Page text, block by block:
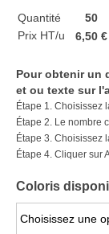
Haut-
Porte-
Quantité 50
Prix HT/u
6,50 €
Pour obtenir un
et ou texte sur
Étape 1. Choisissez
Étape 2. Le nombre
Étape 3. Choisissez
Étape 4. Cliquer sur
Coloris